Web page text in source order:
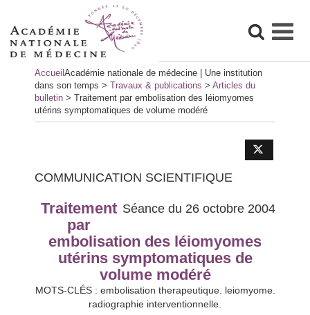
Accueil Académie nationale de médecine | Une institution
dans son temps > Travaux & publications > Articles du
bulletin > Traitement par embolisation des léiomyomes
utérins symptomatiques de volume modéré
COMMUNICATION SCIENTIFIQUE
Séance du 26 octobre 2004
Traitement
par
embolisation des léiomyomes
utérins symptomatiques de
volume modéré
MOTS-CLÉS : embolisation therapeutique. leiomyome.
radiographie interventionnelle.